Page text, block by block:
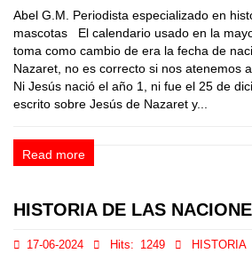
Abel G.M. Periodista especializado en
mascotas El calendario usado en la
toma como cambio de era la fecha de
Nazaret, no es correcto si nos atenemos
Ni Jesús nació el año 1, ni fue el 25 de
escrito sobre Jesús de Nazaret y...
Read more
HISTORIA DE LAS
17-06-2024 Hits: 1249 HISTORIA